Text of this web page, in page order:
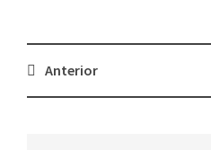
Navegación
de
Anterior